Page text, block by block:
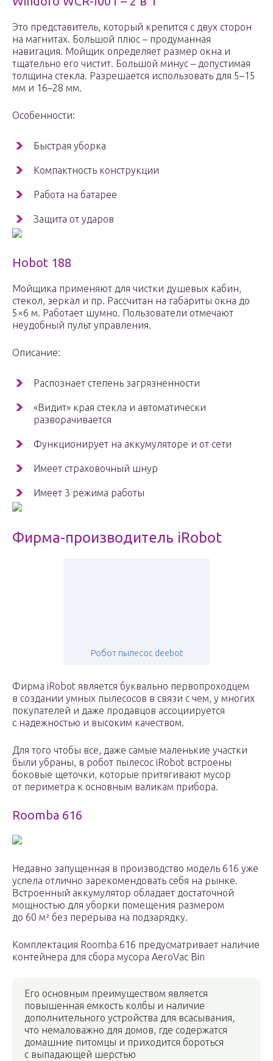
Это представитель, который крепится с двух сторон
на магнитах. Большой плюс – продуманная
навигация. Мойщик определяет размер окна и
тщательно его чистит. Большой минус – допустимая
толщина стекла. Разрешается использовать для 5–15
мм и 16–28 мм.
Особенности:
Быстрая уборка
Компактность конструкции
Работа на батарее
Защита от ударов
Hobot 188
Мойщика применяют для чистки душевых кабин,
стекол, зеркал и пр. Рассчитан на габариты окна до
5×6 м. Работает шумно. Пользователи отмечают
неудобный пульт управления.
Описание:
Распознает степень загрязненности
«Видит» края стекла и автоматически
разворачивается
Функционирует на аккумуляторе и от сети
Имеет страховочный шнур
Имеет 3 режима работы
Фирма-производитель iRobot
Робот пылесос deebot
Фирма iRobot является буквально первопроходцем
в создании умных пылесосов в связи с чем, у многих
покупателей и даже продавцов ассоциируется
с надежностью и высоким качеством.
Для того чтобы все, даже самые маленькие участки
были убраны, в робот пылесос iRobot встроены
боковые щеточки, которые притягивают мусор
от периметра к основным валикам прибора.
Roomba 616
Недавно запущенная в производство модель 616 уже
успела отлично зарекомендовать себя на рынке.
Встроенный аккумулятор обладает достаточной
мощностью для уборки помещения размером
до 60 м² без перерыва на подзарядку.
Комплектация Roomba 616 предусматривает наличие
контейнера для сбора мусора AeroVac Bin
Его основным преимуществом является
повышенная емкость колбы и наличие
дополнительного устройства для всасывания,
что немаловажно для домов, где содержатся
домашние питомцы и приходится бороться
с выпадающей шерстью